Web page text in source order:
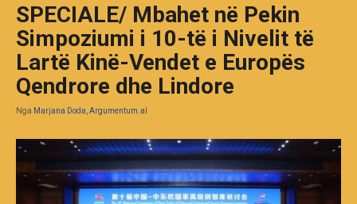
SPECIALE/ Mbahet në Pekin
Simpoziumi i 10-të i Nivelit të
Lartë Kinë-Vendet e Europës
Qendrore dhe Lindore
Nga Marjana Doda, Argumentum.al